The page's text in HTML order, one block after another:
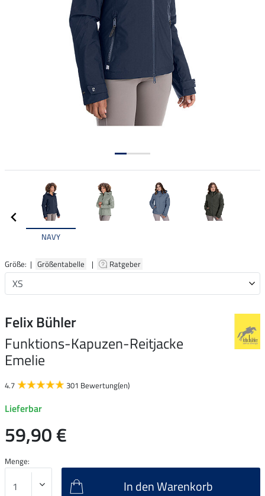
NAVY
Größe: | Größentabelle | Ratgeber
Felix Bühler
Funktions-Kapuzen-Reitjacke
Emelie
4.7 301 Bewertung(en)
Lieferbar
59,90 €
Menge:
In den Warenkorb